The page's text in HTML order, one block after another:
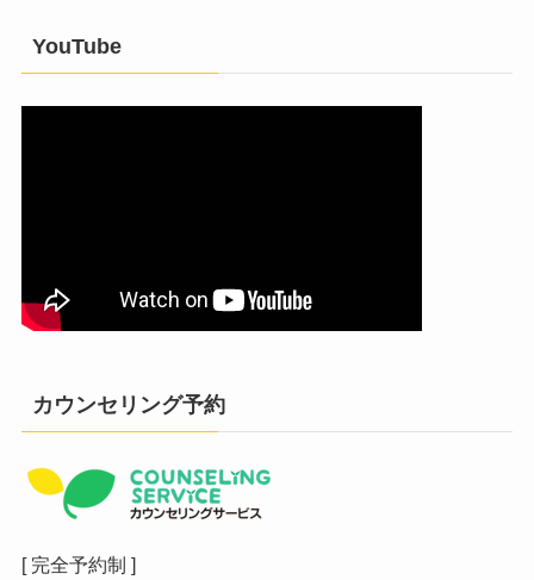
YouTube
カウンセリング予約
[ 完全予約制 ]